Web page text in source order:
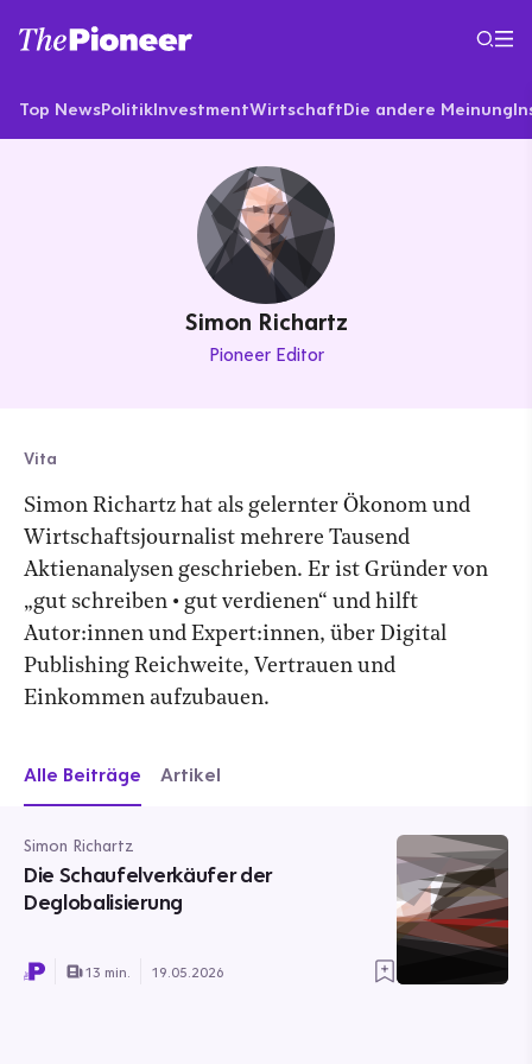
Top NewsPolitikInvestmentWirtschaftDie andere Meinung
Simon Richartz
Pioneer Editor
Vita
Simon Richartz hat als gelernter Ökonom und
Wirtschaftsjournalist mehrere Tausend
Aktienanalysen geschrieben. Er ist Gründer von
„gut schreiben • gut verdienen“ und hilft
Autor:innen und Expert:innen, über Digital
Publishing Reichweite, Vertrauen und
Einkommen aufzubauen.
Alle Beiträge Artikel
Simon Richartz
Die Schaufelverkäufer der
Deglobalisierung
13 min. 19.05.2026